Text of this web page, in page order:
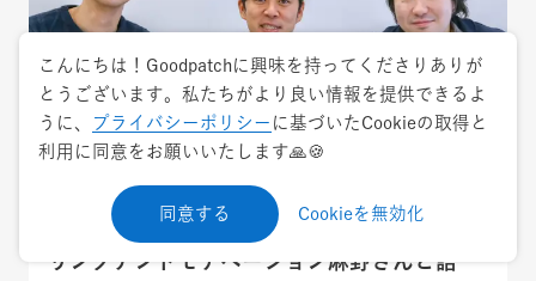
ケーススタディ 2018.3.16
リンクアンドモチベーション麻野さんと語
こんにちは！Goodpatchに興味を持ってくださりありが
とうございます。私たちがより良い情報を提供できるよ
うに、
プライバシーポリシー に基づいたCookieの取得と
利用に同意をお願いいたします🙏🍪
同意する Cookieを無効化